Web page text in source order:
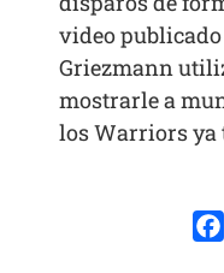
video
Griezmann
mostrarle a
los Warriors ya